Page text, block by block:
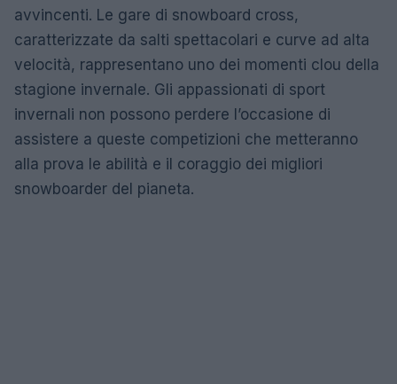
avvincenti. Le gare di snowboard cross,
caratterizzate da salti spettacolari e curve ad alta
velocità, rappresentano uno dei momenti clou della
stagione invernale. Gli appassionati di sport
invernali non possono perdere l’occasione di
assistere a queste competizioni che metteranno
alla prova le abilità e il coraggio dei migliori
snowboarder del pianeta.